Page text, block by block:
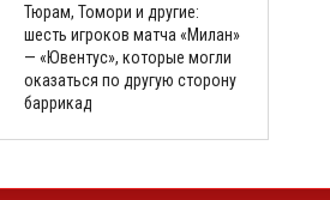
Тюрам, Томори и другие:
шесть игроков матча «Милан»
— «Ювентус», которые могли
оказаться по другую сторону
баррикад